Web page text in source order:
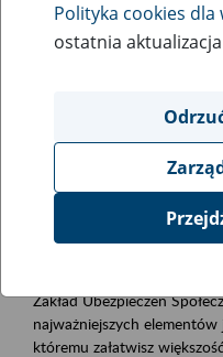
Rodzaj wydarzenia
Szkolenia
Obszar merytoryczny
obsługa klientów
Opis wydarzenia
Platforma Usług
Zakład Ubezpieczeń
najważniejszych
któremu załatwisz
Polityka cookies dla
ostatnia